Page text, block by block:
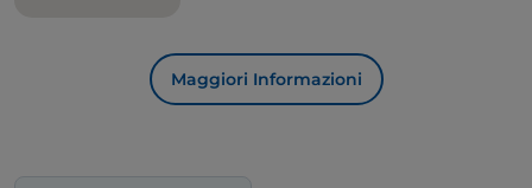
Maggiori Informazioni